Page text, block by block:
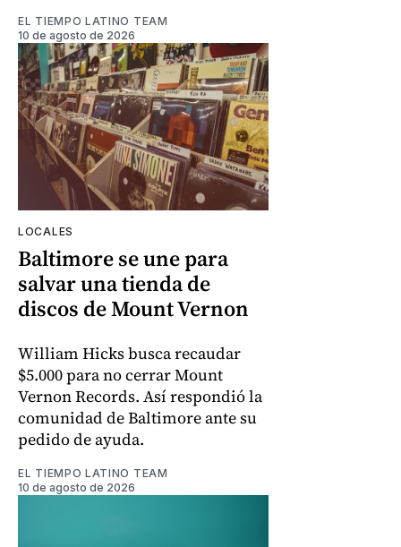
EL TIEMPO LATINO TEAM
10 de agosto de 2026
LOCALES
Baltimore se une para
salvar una tienda de
discos de Mount Vernon
William Hicks busca recaudar
$5.000 para no cerrar Mount
Vernon Records. Así respondió la
comunidad de Baltimore ante su
pedido de ayuda.
EL TIEMPO LATINO TEAM
10 de agosto de 2026